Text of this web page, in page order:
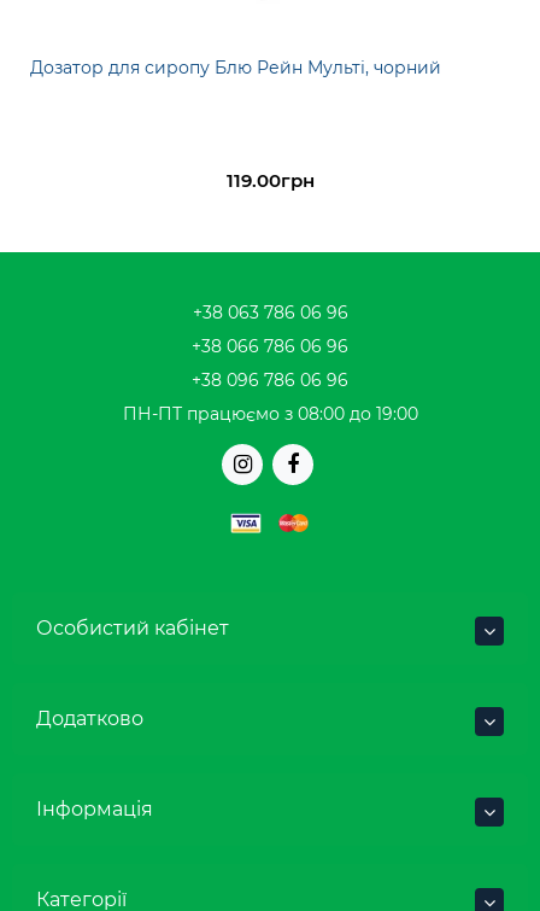
Дозатор для сиропу Блю Рейн Мульті, чорний
119.00грн
+38 063 786 06 96
+38 066 786 06 96
+38 096 786 06 96
ПН-ПТ працюємо з 08:00 до 19:00
Особистий кабінет
Додатково
Інформація
Категорії